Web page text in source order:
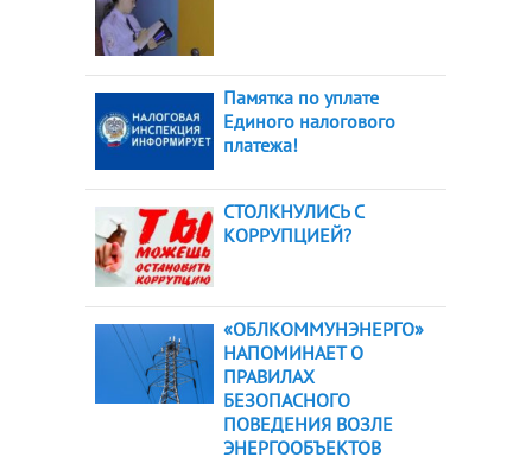
Памятка по уплате
Единого налогового
платежа!
СТОЛКНУЛИСЬ С
КОРРУПЦИЕЙ?
«ОБЛКОММУНЭНЕРГО»
НАПОМИНАЕТ О
ПРАВИЛАХ
БЕЗОПАСНОГО
ПОВЕДЕНИЯ ВОЗЛЕ
ЭНЕРГООБЪЕКТОВ